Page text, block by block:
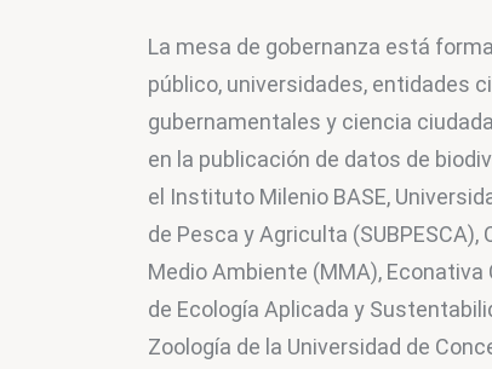
La mesa de gobernanza está
público, universidades, entidades
gubernamentales y ciencia
en la publicación de datos de
el Instituto Milenio BASE,
de Pesca y Agriculta
Medio Ambiente (MMA),
de Ecología Aplicada y
Zoología de la Universidad de